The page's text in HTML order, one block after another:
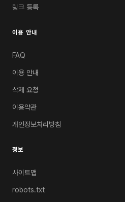
링크 등록
이용 안내
FAQ
이용 안내
삭제 요청
이용약관
개인정보처리방침
정보
사이트맵
robots.txt